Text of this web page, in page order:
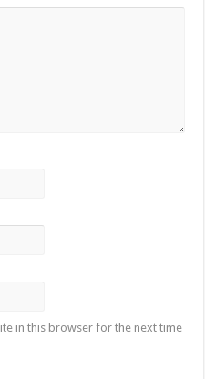
in this browser for the next time